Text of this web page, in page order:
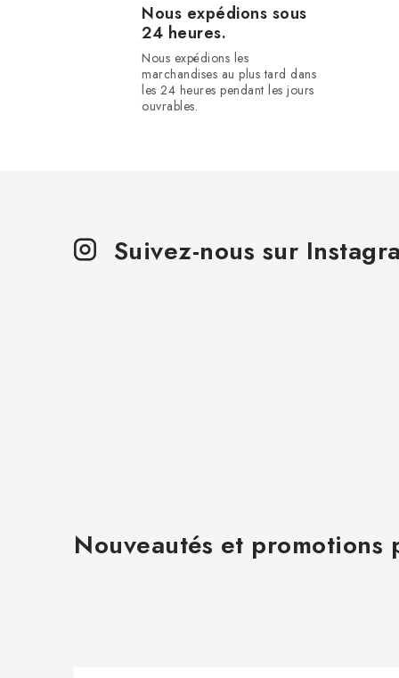
i
Nous expédions sous
24 heures.
Nous expédions les
marchandises au plus tard dans
les 24 heures pendant les jours
ouvrables.
Suivez-nous sur
Nouveautés et promotions